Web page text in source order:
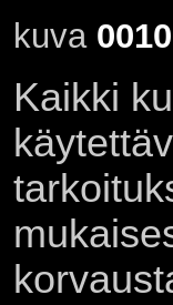
kuva
Kaikki